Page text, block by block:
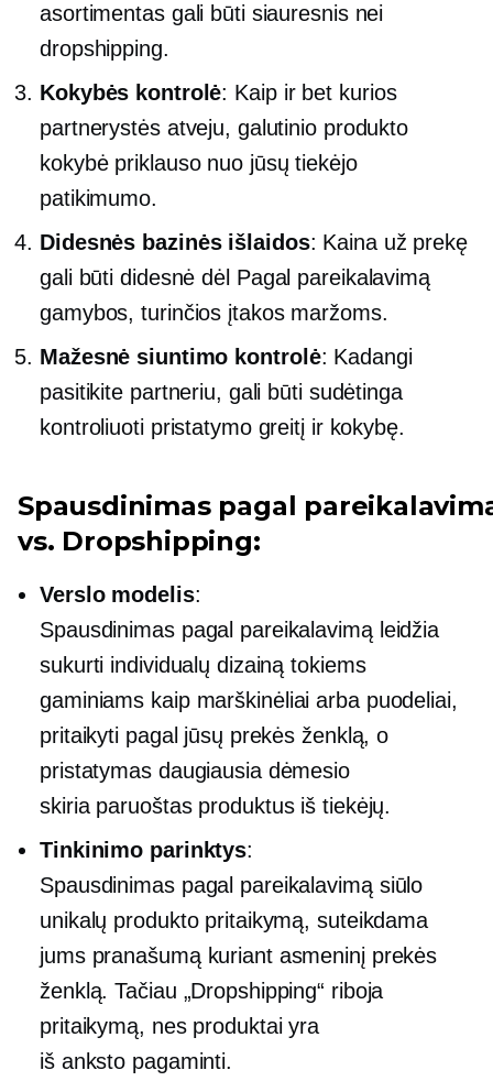
asortimentas gali būti siauresnis nei
dropshipping.
Kokybės kontrolė: Kaip ir bet kurios
partnerystės atveju, galutinio produkto
kokybė priklauso nuo jūsų tiekėjo
patikimumo.
Didesnės bazinės išlaidos: Kaina už prekę
gali būti didesnė dėl Pagal pareikalavimą
gamybos, turinčios įtakos maržoms.
Mažesnė siuntimo kontrolė: Kadangi
pasitikite partneriu, gali būti sudėtinga
kontroliuoti pristatymo greitį ir kokybę.
Spausdinimas pagal
vs. Dropshipping:
Verslo modelis:
Spausdinimas pagal pareikalavimąleidžia
sukurti individualų dizainą tokiems
gaminiams kaip marškinėliai arba puodeliai,
pritaikyti pagal jūsų prekės ženklą, o
pristatymas daugiausia dėmesio
skiria paruoštasproduktus iš tiekėjų.
Tinkinimo parinktys:
Spausdinimas pagal pareikalavimąsiūlo
unikalų produkto pritaikymą, suteikdama
jums pranašumą kuriant asmeninį prekės
ženklą. Tačiau „Dropshipping“ riboja
pritaikymą, nes produktai yra
iš anksto pagaminti.